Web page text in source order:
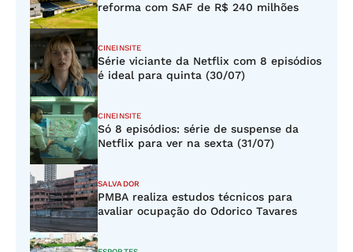
reforma com SAF de R$ 240 milhões
CINEINSITE
Série viciante da Netflix com 8 episódios
é ideal para quinta (30/07)
CINEINSITE
Só 8 episódios: série de suspense da
Netflix para ver na sexta (31/07)
SALVADOR
PMBA realiza estudos técnicos para
avaliar ocupação do Odorico Tavares